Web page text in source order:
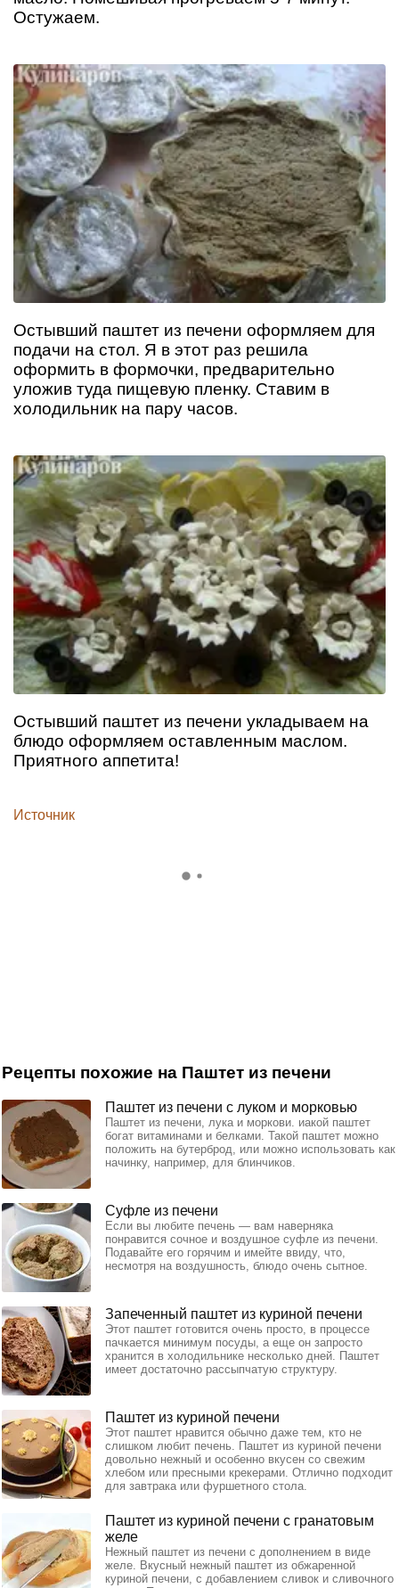
Остужаем.
Остывший паштет из печени оформляем для
подачи на стол. Я в этот раз решила
оформить в формочки, предварительно
уложив туда пищевую пленку. Ставим в
холодильник на пару часов.
Остывший паштет из печени укладываем на
блюдо оформляем оставленным маслом.
Приятного аппетита!
Источник
Рецепты похожие на Паштет из печени
Паштет из печени с луком и морковью
Паштет из печени, лука и моркови. иакой паштет
богат витаминами и белками. Такой паштет можно
положить на бутерброд, или можно использовать как
начинку, например, для блинчиков.
Суфле из печени
Если вы любите печень — вам наверняка
понравится сочное и воздушное суфле из печени.
Подавайте его горячим и имейте ввиду, что,
несмотря на воздушность, блюдо очень сытное.
Запеченный паштет из куриной печени
Этот паштет готовится очень просто, в процессе
пачкается минимум посуды, а еще он запросто
хранится в холодильнике несколько дней. Паштет
имеет достаточно рассыпчатую структуру.
Паштет из куриной печени
Этот паштет нравится обычно даже тем, кто не
слишком любит печень. Паштет из куриной печени
довольно нежный и особенно вкусен со свежим
хлебом или пресными крекерами. Отлично подходит
для завтрака или фуршетного стола.
Паштет из куриной печени с гранатовым
желе
Нежный паштет из печени с дополнением в виде
желе. Вкусный нежный паштет из обжаренной
куриной печени, с добавлением сливок и сливочного